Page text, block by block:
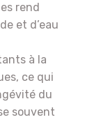
rend
et d’eau
à la
ce qui
du
souvent